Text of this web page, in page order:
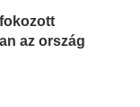
az ország